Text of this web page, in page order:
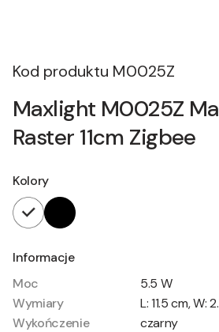
Kod produktu M0025Z
Maxlight M0025Z
Raster 11cm Zigbee
Kolory
Informacje
Moc
5.5 W
Wymiary
L: 11.5 cm, W:
Wykończenie
czarny